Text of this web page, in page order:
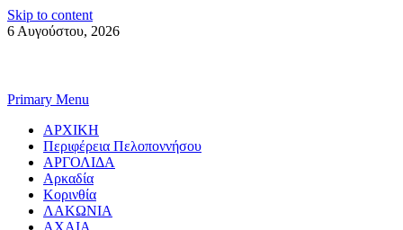
Skip to content
6 Αυγούστου, 2026
Primary Menu
ΑΡΧΙΚΗ
Περιφέρεια Πελοποννήσου
ΑΡΓΟΛΙΔΑ
Αρκαδία
Κορινθία
ΛΑΚΩΝΙΑ
ΑΧΑΙΑ